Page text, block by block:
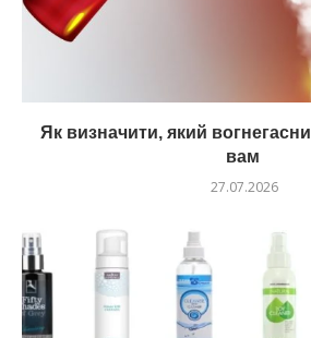
Як визначити, який
вам
27.07.2026